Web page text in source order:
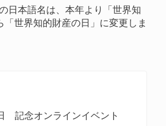
日本語名は、本年より「世界知
「世界知的財産の日」に変更しま
記念オンラインイベント